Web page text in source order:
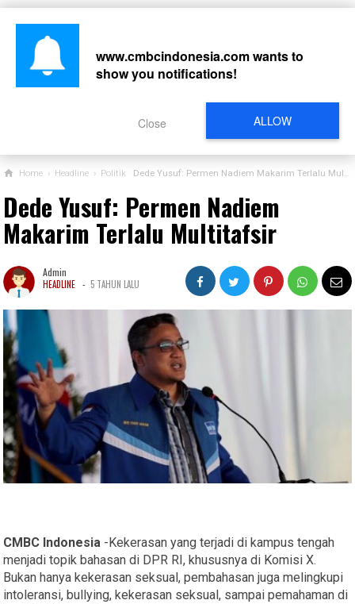
Home › Headline › Politik Dede Yusuf: Permen Nadiem Makarim Terlalu Multitafsir
Dede Yusuf: Permen Nadiem
Makarim Terlalu Multitafsir
Admin
HEADLINE - 5 TAHUN LALU
CMBC Indonesia -Kekerasan yang terjadi di kampus tengah
menjadi topik bahasan di DPR RI, khususnya di Komisi X.
Bukan hanya kekerasan seksual, pembahasan juga melingkupi
intoleransi, bullying, kekerasan seksual, sampai pemahaman di
www.cmbcindonesia.comwants to
show you notifications!
ALLOW
Close